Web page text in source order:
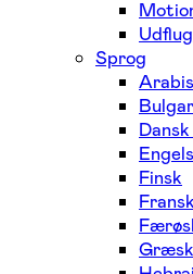
Sprog
Finsk
Fransk
Græsk